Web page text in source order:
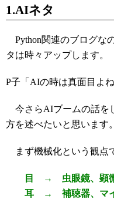
1.AIネタ
Python関連のブログな
タは時々アップします。
P子「AIの時は真面目よ
今さらAIブームの話を
方を述べたいと思います。
まず機械化という観点
目 → 虫眼鏡、顕微鏡
耳 → 補聴器、マイ